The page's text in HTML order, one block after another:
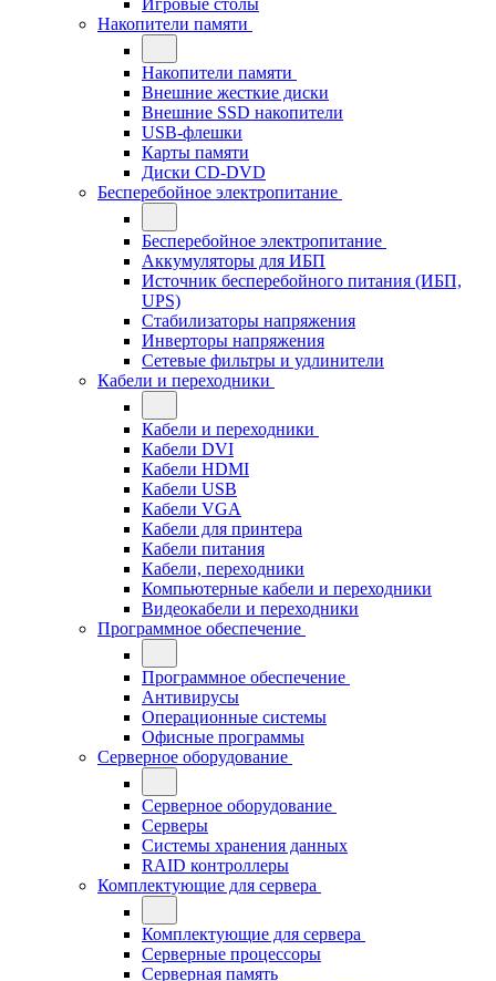
Игровые столы
Накопители памяти
Накопители памяти
Внешние жесткие диски
Внешние SSD накопители
USB-флешки
Карты памяти
Диски CD-DVD
Бесперебойное электропитание
Бесперебойное электропитание
Аккумуляторы для ИБП
Источник бесперебойного питания (ИБП,
UPS)
Стабилизаторы напряжения
Инверторы напряжения
Сетевые фильтры и удлинители
Кабели и переходники
Кабели и переходники
Кабели DVI
Кабели HDMI
Кабели USB
Кабели VGA
Кабели для принтера
Кабели питания
Кабели, переходники
Компьютерные кабели и переходники
Видеокабели и переходники
Программное обеспечение
Программное обеспечение
Антивирусы
Операционные системы
Офисные программы
Серверное оборудование
Серверное оборудование
Серверы
Системы хранения данных
RAID контроллеры
Комплектующие для сервера
Комплектующие для сервера
Серверные процессоры
Серверная память